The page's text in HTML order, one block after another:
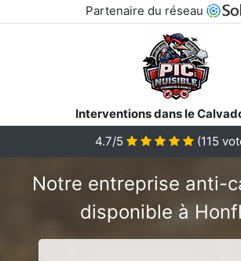
Partenaire du réseau
Interventions dans le
4.7/5
(115
Notre entreprise anti-
disponible à